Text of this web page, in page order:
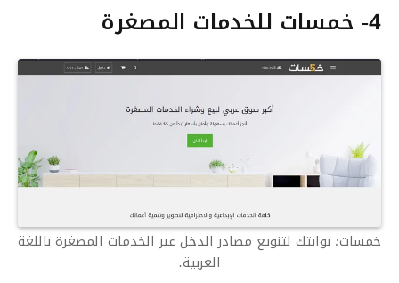
4- خمسات للخدمات المصغرة
خمسات: بوابتك لتنويع مصادر الدخل عبر الخدمات المصغرة باللغة
العربية.